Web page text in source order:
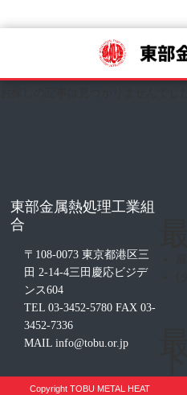
記事はあり
東部金属熱処理工業組
合
〒108-0073 東京都港区三
田 2-14-4三田慶応ビジデ
ンス604
TEL 03-3452-5780 FAX 03-
3452-7336
MAIL info@tobu.or.jp
Copyright TOBU METAL HEAT